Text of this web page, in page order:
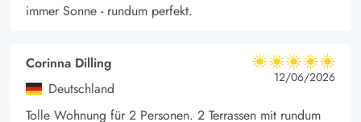
immer Sonne - rundum perfekt.
Corinna Dilling
Deutschland
5 von 5
5 von 5
5 out of 5
12/06/2026
Tolle Wohnung für 2 Personen. 2 Terrassen mit rundum